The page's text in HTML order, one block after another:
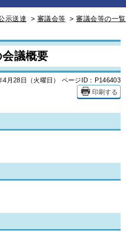
示送達 > 審議会等 > 審議会等の一覧
議概要
月28日（火曜日） ページID：P146403
印刷する